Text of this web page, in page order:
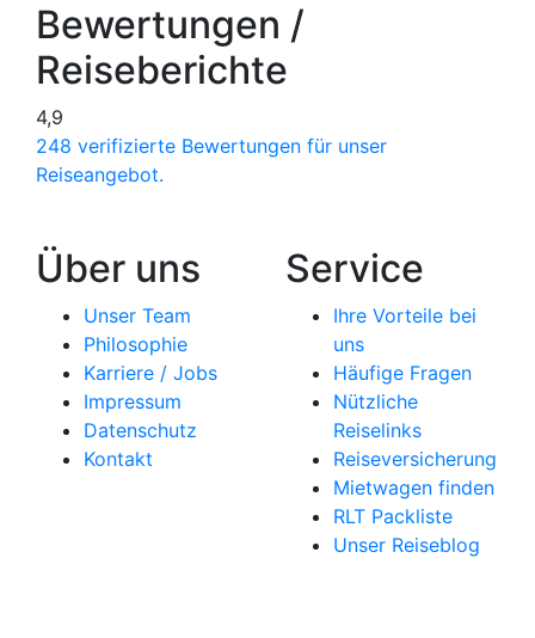
Bewertungen /
Reiseberichte
4,9
248 verifizierte Bewertungen für unser
Reiseangebot.
Über uns
Unser Team
Philosophie
Karriere / Jobs
Impressum
Datenschutz
Kontakt
Service
Ihre Vorteile bei
uns
Häufige Fragen
Nützliche
Reiselinks
Reiseversicherung
Mietwagen finden
RLT Packliste
Unser Reiseblog